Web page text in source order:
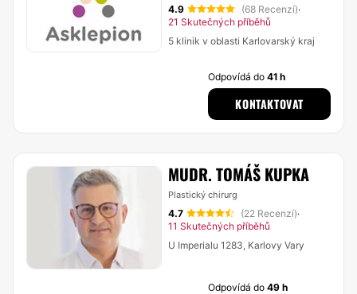
4.9 (68 Recenzí)·
21 Skutečných příběhů
5 klinik v oblasti Karlovarský kraj
Odpovídá do41 h
KONTAKTOVAT
MUDR. TOMÁŠ KUPKA
Plastický chirurg
4.7 (22 Recenzí)·
11 Skutečných příběhů
U Imperialu 1283, Karlovy Vary
Odpovídá do49 h